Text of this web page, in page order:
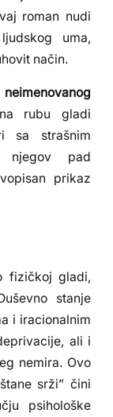
roman nudi
uma,
način.
neimenovanog
rubu gladi
sa strašnim
njegov pad
prikaz
fizičkoj gladi,
stanje
i iracionalnim
ali i
nemira. Ovo
srži” čini
psihološke